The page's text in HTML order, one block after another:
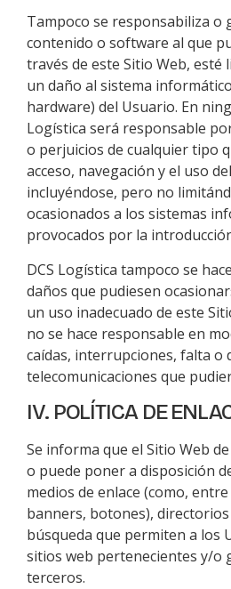
Tampoco se responsabiliza o
contenido o software al que
través de este Sitio Web, esté
un daño al sistema
hardware) del Usuario. En
Logística será responsable
o perjuicios de cualquier tipo
acceso, navegación y el uso
incluyéndose, pero no
ocasionados a los sistemas
provocados por la
DCS Logística tampoco se
daños que pudiesen
un uso inadecuado de este
no se hace responsable en
caídas, interrupciones, falta o
telecomunicaciones que
IV. POLÍTICA DE
Se informa que el Sitio Web de
o puede poner a disposición
medios de enlace (como,
banners, botones),
búsqueda que permiten a los
sitios web pertenecientes y/o
terceros.